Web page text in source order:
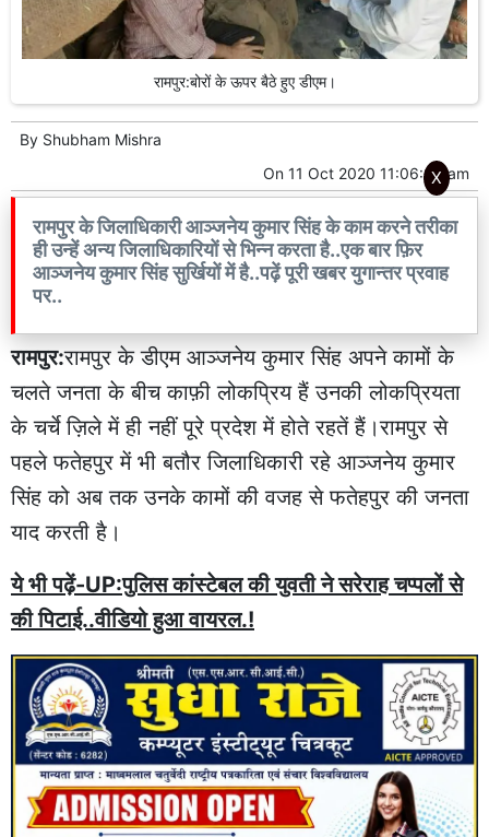
रामपुर:बोरों के ऊपर बैठे हुए डीएम।
By Shubham Mishra
On 11 Oct 2020 11:06:00 am
रामपुर के जिलाधिकारी आञ्जनेय कुमार सिंह के काम करने तरीका
ही उन्हें अन्य जिलाधिकारियों से भिन्न करता है..एक बार फ़िर
आञ्जनेय कुमार सिंह सुर्खियों में है..पढ़ें पूरी खबर युगान्तर प्रवाह
पर..
रामपुर:रामपुर के डीएम आञ्जनेय कुमार सिंह अपने कामों के
चलते जनता के बीच काफ़ी लोकप्रिय हैं उनकी लोकप्रियता
के चर्चे ज़िले में ही नहीं पूरे प्रदेश में होते रहतें हैं।रामपुर से
पहले फतेहपुर में भी बतौर जिलाधिकारी रहे आञ्जनेय कुमार
सिंह को अब तक उनके कामों की वजह से फतेहपुर की जनता
याद करती है।
ये भी पढ़ें-UP:पुलिस कांस्टेबल की युवती ने सरेराह चप्पलों से
की पिटाई..वीडियो हुआ वायरल.!
X